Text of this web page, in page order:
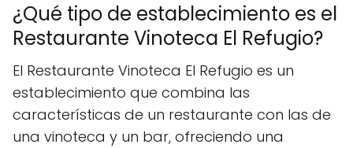
¿Qué tipo de establecimiento es el
Restaurante Vinoteca El Refugio?
El Restaurante Vinoteca El Refugio es un
establecimiento que combina las
características de un restaurante con las de
una vinoteca y un bar, ofreciendo una